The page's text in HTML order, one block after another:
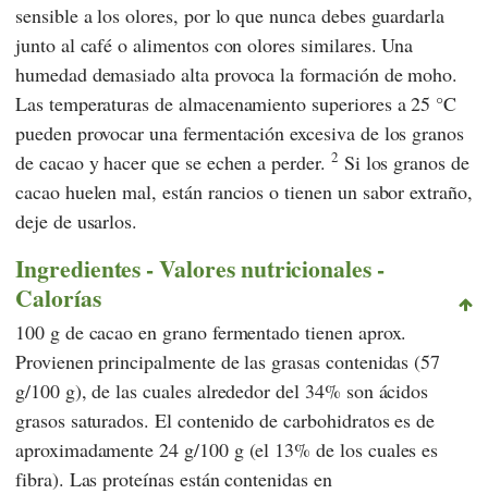
sensible a los olores, por lo que nunca debes guardarla
junto al café o alimentos con olores similares. Una
humedad demasiado alta provoca la formación de moho.
Las temperaturas de almacenamiento superiores a 25 °C
pueden provocar una fermentación excesiva de los granos
de cacao y hacer que se echen a perder. 2 Si los granos de
cacao huelen mal, están rancios o tienen un sabor extraño,
deje de usarlos.
Ingredientes - Valores nutricionales -
Calorías
100 g de cacao en grano fermentado tienen aprox.
Provienen principalmente de las grasas contenidas (57
g/100 g), de las cuales alrededor del 34% son ácidos
grasos saturados. El contenido de carbohidratos es de
aproximadamente 24 g/100 g (el 13% de los cuales es
fibra). Las proteínas están contenidas en